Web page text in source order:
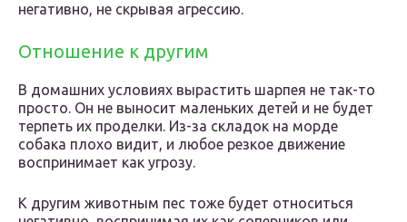
негативно, не скрывая агрессию.
Отношение к другим
В домашних условиях вырастить шарпея не так-то
просто. Он не выносит маленьких детей и не будет
терпеть их проделки. Из-за складок на морде
собака плохо видит, и любое резкое движение
воспринимает как угрозу.
К другим животным пес тоже будет относиться